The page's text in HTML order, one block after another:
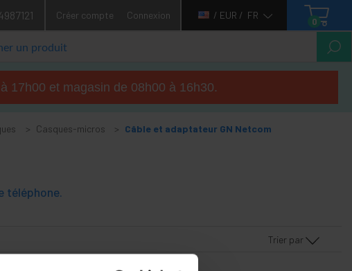
Créer compte Connexion / EUR / FR
0
17h00 et magasin de 08h00 à 16h30.
Casques-micros Câble et adaptateur GN Netcom
téléphone.
Trier par